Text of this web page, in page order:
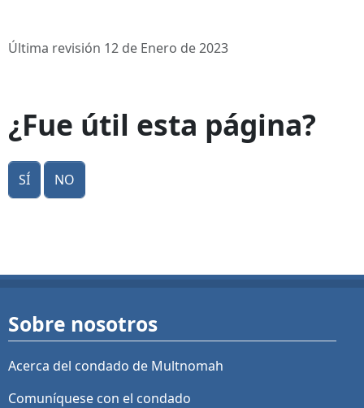
Última revisión 12 de Enero de 2023
¿Fue útil esta página?
Sí No
Sobre nosotros
Acerca del condado de Multnomah
Comuníquese con el condado